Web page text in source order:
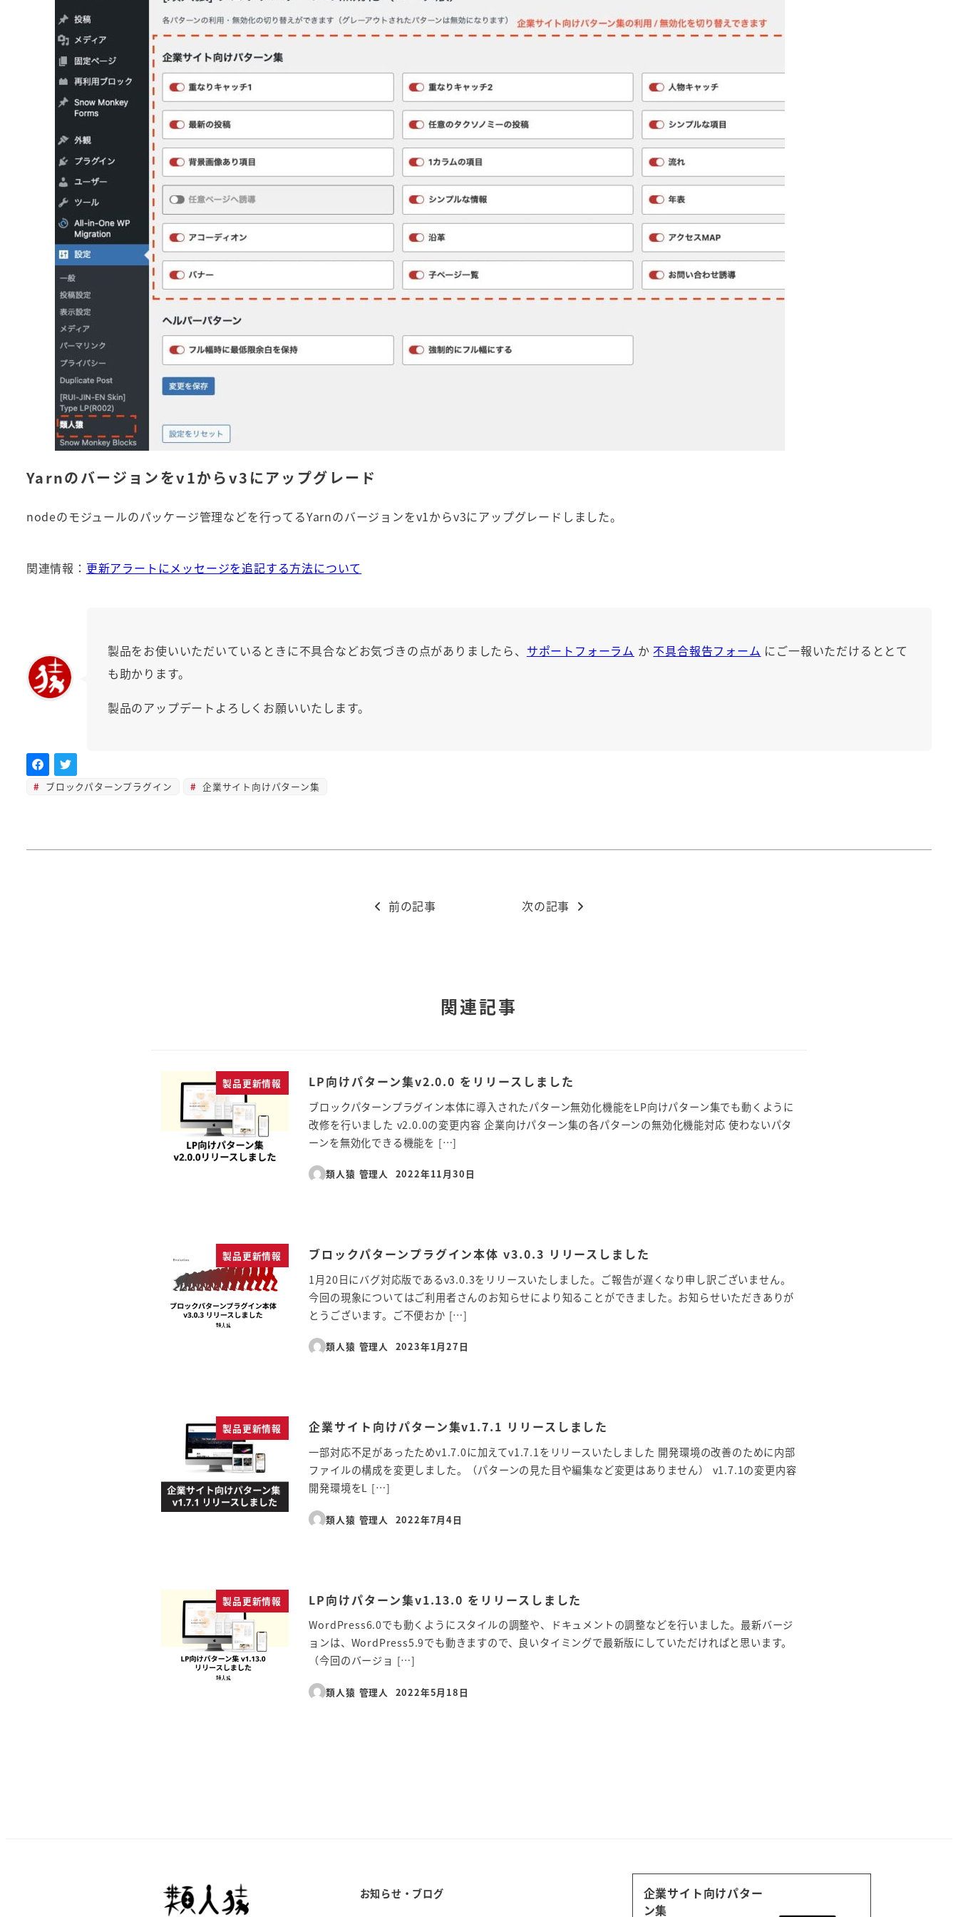
Yarnのバージョンをv1からv3にアップグレード
nodeのモジュールのパッケージ管理などを行ってるYarnのバージョンをv1からv3にアップグレードしました。
関連情報： 更新アラートにメッセージを追記する方法について
製品をお使いいただいているときに不具合などお気づきの点がありましたら、 サポートフォーラム か 不具合報告フォーム にご一報いただけるととて
も助かります。
製品のアップデートよろしくお願いいたします。
ブロックパターンプラグイン 企業サイト向けパターン集
前の記事 次の記事
関連記事
製品更新情報 LP向けパターン集v2.0.0 をリリースしました
ブロックパターンプラグイン本体に導入されたパターン無効化機能をLP向けパターン集でも動くように
改修を行いました v2.0.0の変更内容 企業向けパターン集の各パターンの無効化機能対応 使わないパタ
ーンを無効化できる機能を […]
類人猿 管理人
投稿日
2022年11月30日
製品更新情報 ブロックパターンプラグイン本体 v3.0.3 リリースしました
1月20日にバグ対応版であるv3.0.3をリリースいたしました。ご報告が遅くなり申し訳ございません。
今回の現象についてはご利用者さんのお知らせにより知ることができました。お知らせいただきありが
とうございます。ご不便おか […]
類人猿 管理人
投稿日
2023年1月27日
製品更新情報 企業サイト向けパターン集v1.7.1 リリースしました
一部対応不足があったためv1.7.0に加えてv1.7.1をリリースいたしました 開発環境の改善のために内部
ファイルの構成を変更しました。（パターンの見た目や編集など変更はありません） v1.7.1の変更内容
開発環境をL […]
類人猿 管理人
投稿日
2022年7月4日
製品更新情報 LP向けパターン集v1.13.0 をリリースしました
WordPress6.0でも動くようにスタイルの調整や、ドキュメントの調整などを行いました。最新バージ
ョンは、WordPress5.9でも動きますので、良いタイミングで最新版にしていただければと思います。
（今回のバージョ […]
類人猿 管理人
投稿日
2022年5月18日
お知らせ・ブログ
企業サイト向けパター
ン集